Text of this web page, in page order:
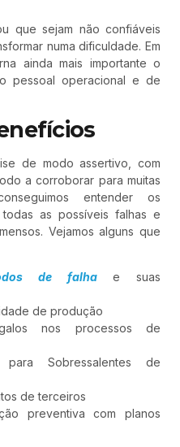
que sejam não confiáveis
numa dificuldade. Em
ainda mais importante o
pessoal operacional e de
de modo assertivo, com
a corroborar para muitas
entender os
as possíveis falhas e
Vejamos alguns que
de falhae suas
de produção
nos processos de
para Sobressalentes de
de terceiros
preventiva com planos